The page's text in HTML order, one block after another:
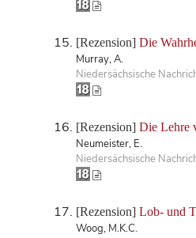
[Rezension] Die
Murray, A.
Niedersächsische
[Rezension] Die Lehre
Neumeister, E.
Niedersächsische
[Rezension] Lob- und
Woog, M.K.C.